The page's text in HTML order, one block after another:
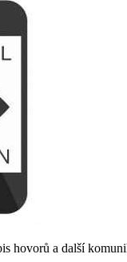
a další